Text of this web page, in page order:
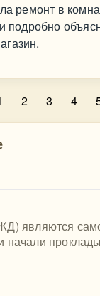
ремонт в
подробно
2 3 4
являются